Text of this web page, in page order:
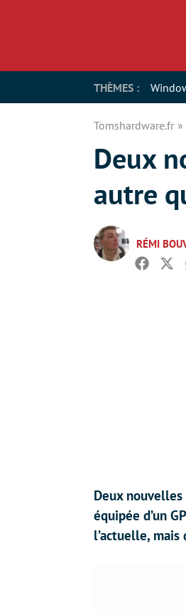
THÈMES :
Tomshardware.fr
Deux
autre
RÉMI
Deux
équipée d’un
l’actuelle, mais